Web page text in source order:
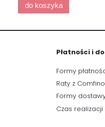
do koszyka
Płatności i
Formy
Raty z Comfino
Formy
Czas